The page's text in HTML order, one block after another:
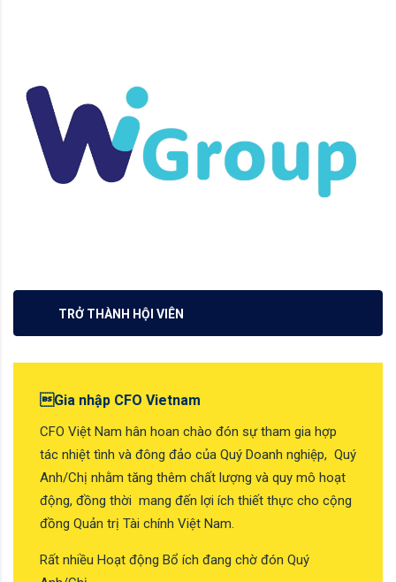
TRỞ THÀNH HỘI VIÊN
Gia nhập CFO Vietnam
CFO Việt Nam hân hoan chào đón sự tham gia hợp
tác nhiệt tình và đông đảo của Quý Doanh nghiệp, Quý
Anh/Chị nhằm tăng thêm chất lượng và quy mô hoạt
động, đồng thời mang đến lợi ích thiết thực cho cộng
đồng Quản trị Tài chính Việt Nam.
Rất nhiều Hoạt động Bổ ích đang chờ đón Quý